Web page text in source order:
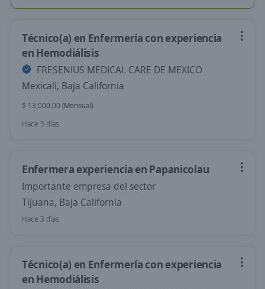
Técnico(a) en Enfermería con experiencia
en Hemodiálisis
FRESENIUS MEDICAL CARE DE MEXICO
Mexicali, Baja California
$ 13,000.00 (Mensual)
Hace 3 días
Enfermera experiencia en Papanicolau
Importante empresa del sector
Tijuana, Baja California
Hace 3 días
Técnico(a) en Enfermería con experiencia
en Hemodiálisis